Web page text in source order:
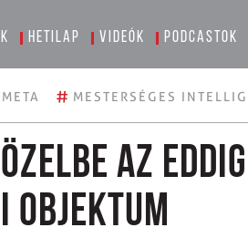
Hetilap Videók Podcastok
META # MESTERSÉGES
az